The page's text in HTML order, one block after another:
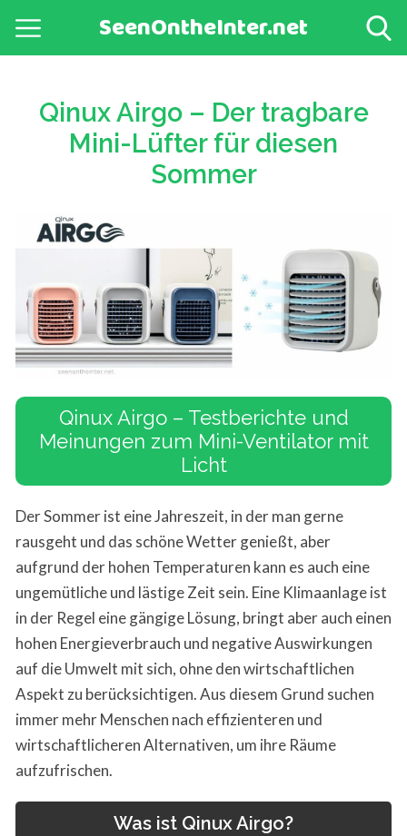
SeenOntheInter.net
Qinux Airgo – Der tragbare
Mini-Lüfter für diesen
Sommer
Qinux Airgo – Testberichte und
Meinungen zum Mini-Ventilator mit
Licht
Der Sommer ist eine Jahreszeit, in der man gerne
rausgeht und das schöne Wetter genießt, aber
aufgrund der hohen Temperaturen kann es auch eine
ungemütliche und lästige Zeit sein. Eine Klimaanlage ist
in der Regel eine gängige Lösung, bringt aber auch einen
hohen Energieverbrauch und negative Auswirkungen
auf die Umwelt mit sich, ohne den wirtschaftlichen
Aspekt zu berücksichtigen. Aus diesem Grund suchen
immer mehr Menschen nach effizienteren und
wirtschaftlicheren Alternativen, um ihre Räume
aufzufrischen.
Was ist Qinux Airgo?